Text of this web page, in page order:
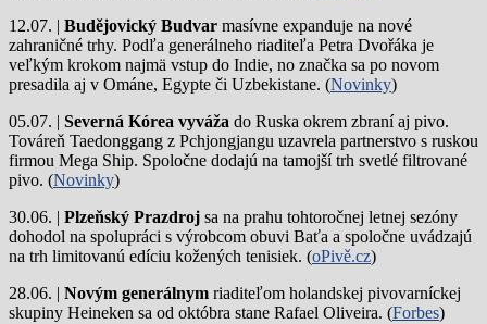
12.07. | Budějovický Budvar masívne expanduje na nové
zahraničné trhy. Podľa generálneho riaditeľa Petra Dvořáka je
veľkým krokom najmä vstup do Indie, no značka sa po novom
presadila aj v Ománe, Egypte či Uzbekistane. (Novinky)
05.07. | Severná Kórea vyváža do Ruska okrem zbraní aj pivo.
Továreň Taedonggang z Pchjongjangu uzavrela partnerstvo s ruskou
firmou Mega Ship. Spoločne dodajú na tamojší trh svetlé filtrované
pivo. (Novinky)
30.06. | Plzeňský Prazdroj sa na prahu tohtoročnej letnej sezóny
dohodol na spolupráci s výrobcom obuvi Baťa a spoločne uvádzajú
na trh limitovanú edíciu kožených tenisiek. (oPivě.cz)
28.06. | Novým generálnym riaditeľom holandskej pivovarníckej
skupiny Heineken sa od októbra stane Rafael Oliveira. (Forbes)